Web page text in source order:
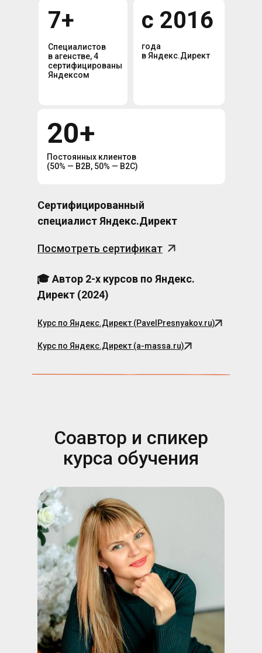
7+
Специалистов
в агенстве, 4
сертифицированы
Яндексом
с 2016
года
в Яндекс.Директ
20+
Постоянных клиентов
(50% — B2B, 50% — B2C)
Сертифицированный
специалист Яндекс.Директ
Посмотреть сертификат
🎓 Автор 2-х курсов по Яндекс.
Директ (2024)
Курс по Яндекс.Директ (PavelPresnyakov.ru)
Курс по Яндекс.Директ (a-massa.ru)
Соавтор и спикер
курса обучения